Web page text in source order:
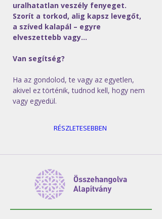
uralhatatlan veszély fenyeget.
Szorít a torkod, alig kapsz levegőt,
a szíved kalapál – egyre
elveszettebb vagy​...
Van segítség?
Ha az gondolod, te vagy az egyetlen,
akivel ez történik, tudnod kell, hogy nem
vagy egyedül.
RÉSZLETESEBBEN